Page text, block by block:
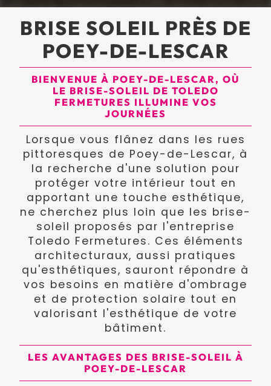
BRISE SOLEIL PRÈS DE
POEY-DE-LESCAR
BIENVENUE À POEY-DE-LESCAR, OÙ
LE BRISE-SOLEIL DE TOLEDO
FERMETURES ILLUMINE VOS
JOURNÉES
Lorsque vous flânez dans les rues
pittoresques de Poey-de-Lescar, à
la recherche d'une solution pour
protéger votre intérieur tout en
apportant une touche esthétique,
ne cherchez plus loin que les brise-
soleil proposés par l'entreprise
Toledo Fermetures. Ces éléments
architecturaux, aussi pratiques
qu'esthétiques, sauront répondre à
vos besoins en matière d'ombrage
et de protection solaire tout en
valorisant l'esthétique de votre
bâtiment.
LES AVANTAGES DES BRISE-SOLEIL À
POEY-DE-LESCAR